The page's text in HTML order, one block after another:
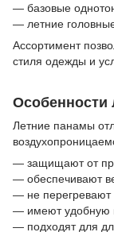
— базовые
— летние
Ассортимент
стиля одежды и
Особенности
Летние панамы
— защищают от
— обеспечивают
— не перегревают
— имеют удобную
— подходят для